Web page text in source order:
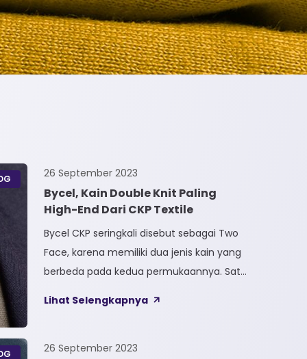
26 September 2023
Bycel, Kain Double Knit Paling
High-End Dari CKP Textile
Bycel CKP seringkali disebut sebagai Two
Face, karena memiliki dua jenis kain yang
berbeda pada kedua permukaannya. Satu
sedangkan sisi lainnya terbuat dari Full
End karena bersifat Fungsional, dapat
Lihat Selengkapnya
26 September 2023